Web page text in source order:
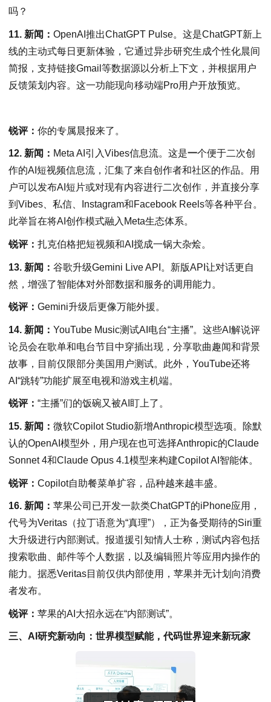
吗？
11. 新闻： OpenAI推出ChatGPT Pulse。这是ChatGPT新上
线的主动式每日更新体验，它通过异步研究生成个性化晨间
简报，支持链接Gmail等数据源以分析上下文，并根据用户
反馈策划内容。这一功能现向移动端Pro用户开放预览。
锐评： 你的专属晨报来了。
12. 新闻： Meta AI引入Vibes信息流。这是一个便于二次创
作的AI短视频信息流，汇集了来自创作者和社区的作品。用
户可以发布AI短片或对现有内容进行二次创作，并直接分享
到Vibes、私信、Instagram和Facebook Reels等各种平台。
此举旨在将AI创作模式融入Meta生态体系。
锐评： 扎克伯格把短视频和AI搅成一锅大杂烩。
13. 新闻： 谷歌升级Gemini Live API。新版API让对话更自
然，增强了智能体对外部数据和服务的调用能力。
锐评： Gemini升级后更像万能外援。
14. 新闻： YouTube Music测试AI电台“主播”。这些AI解说评
论员会在歌单和电台节目中穿插出现，分享歌曲趣闻和背景
故事，目前仅限部分美国用户测试。此外，YouTube还将
AI“跳转”功能扩展至电视和游戏主机端。
锐评： “主播”们的饭碗又被AI盯上了。
15. 新闻： 微软Copilot Studio新增Anthropic模型选项。除默
认的OpenAI模型外，用户现在也可选择Anthropic的Claude
Sonnet 4和Claude Opus 4.1模型来构建Copilot AI智能体。
锐评： Copilot自助餐菜单扩容，品种越来越丰盛。
16. 新闻： 苹果公司已开发一款类ChatGPT的iPhone应用，
代号为Veritas（拉丁语意为“真理”），正为备受期待的Siri重
大升级进行内部测试。报道援引知情人士称，测试内容包括
搜索歌曲、邮件等个人数据，以及编辑照片等应用内操作的
能力。据悉Veritas目前仅供内部使用，苹果并无计划向消费
者发布。
锐评： 苹果的AI大招永远在“内部测试”。
三、AI研究新动向：世界模型赋能，代码世界迎来新玩家